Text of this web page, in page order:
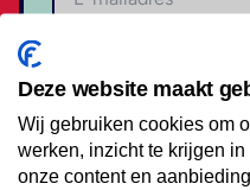
Volg ons op social media
Deze website maakt
Wij gebruiken cookies om
werken, inzicht te krijgen
onze content en